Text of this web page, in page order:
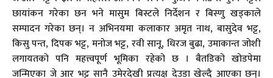
छायांकन गरेका छन भने मासुम बिस्टले निर्देशन र बिस्णु खड्काले
सम्पादन गरेका छन्। न अभिनयमा कलाकार अमृत नाथ, बासुदेव भट्ट,
किसु पन्त, दिपक भट्ट, मनोज भट्ट, रवी सानू, धिरज बुढा, उमाकान्त जोशी
लगायतको पनि महत्त्वपूर्ण भूमिका रहेको छ । बैतडिको खोडपेमा
जन्मिएका जे आर भट्ट सानै उमेरदेखी प्रत्यक्ष देउडा खेल्दै आएका छन्।